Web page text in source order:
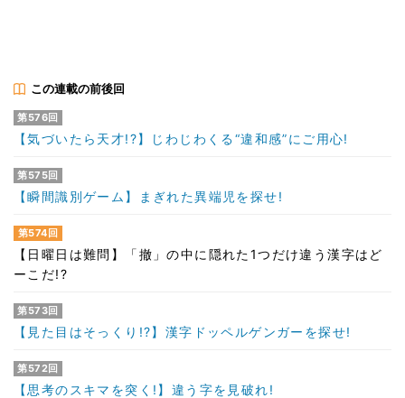
この連載の前後回
第576回
【気づいたら天才!?】じわじわくる“違和感”にご用心!
第575回
【瞬間識別ゲーム】まぎれた異端児を探せ!
第574回
【日曜日は難問】「撤」の中に隠れた1つだけ違う漢字はど
ーこだ!?
第573回
【見た目はそっくり!?】漢字ドッペルゲンガーを探せ!
第572回
【思考のスキマを突く!】違う字を見破れ!